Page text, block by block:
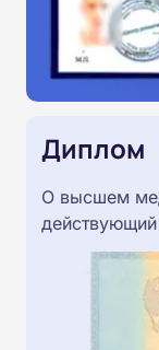
Диплом
О высшем
действующий